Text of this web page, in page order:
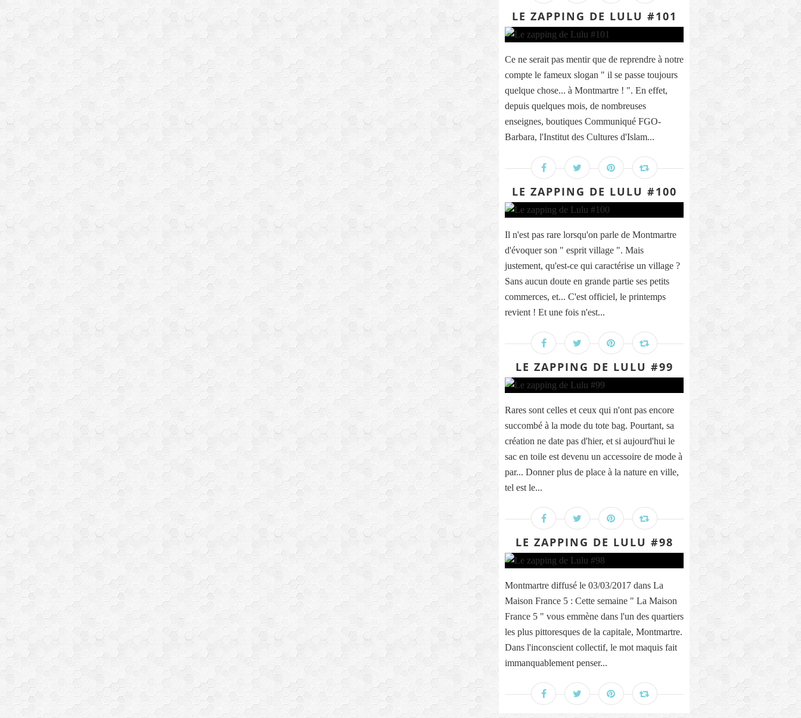
LE ZAPPING DE LULU #101
Ce ne serait pas mentir que de reprendre à notre
compte le fameux slogan " il se passe toujours
quelque chose... à Montmartre ! ". En effet,
depuis quelques mois, de nombreuses
enseignes, boutiques Communiqué FGO-
Barbara, l'Institut des Cultures d'Islam...
LE ZAPPING DE LULU #100
Il n'est pas rare lorsqu'on parle de Montmartre
d'évoquer son " esprit village ". Mais
justement, qu'est-ce qui caractérise un village ?
Sans aucun doute en grande partie ses petits
commerces, et... C'est officiel, le printemps
revient ! Et une fois n'est...
LE ZAPPING DE LULU #99
Rares sont celles et ceux qui n'ont pas encore
succombé à la mode du tote bag. Pourtant, sa
création ne date pas d'hier, et si aujourd'hui le
sac en toile est devenu un accessoire de mode à
par... Donner plus de place à la nature en ville,
tel est le...
LE ZAPPING DE LULU #98
Montmartre diffusé le 03/03/2017 dans La
Maison France 5 : Cette semaine " La Maison
France 5 " vous emmène dans l'un des quartiers
les plus pittoresques de la capitale, Montmartre.
Dans l'inconscient collectif, le mot maquis fait
immanquablement penser...